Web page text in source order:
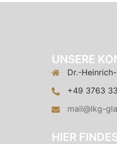
UNSERE
Dr.-
+49 3763
mail@lkg-
HIER